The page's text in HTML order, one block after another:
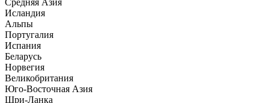
Средняя Азия
Исландия
Альпы
Португалия
Испания
Беларусь
Норвегия
Великобритания
Юго-Восточная Азия
Шри-Ланка